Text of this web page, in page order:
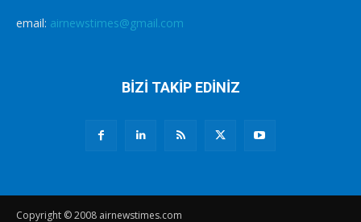
email: airnewstimes@gmail.com
BİZİ TAKİP EDİNİZ
Copyright © 2008 airnewstimes.com